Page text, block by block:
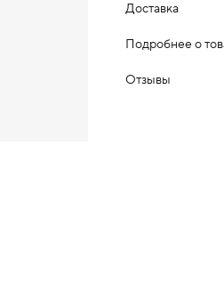
Доставка
Подробнее о
Отзывы